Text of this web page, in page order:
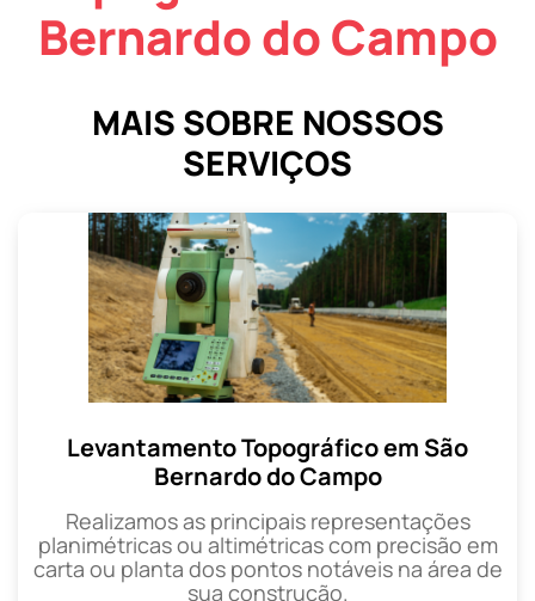
Bernardo do Campo
MAIS SOBRE NOSSOS
SERVIÇOS
Levantamento Topográfico em São
Bernardo do Campo
Realizamos as principais representações
planimétricas ou altimétricas com precisão em
carta ou planta dos pontos notáveis na área de
sua construção.